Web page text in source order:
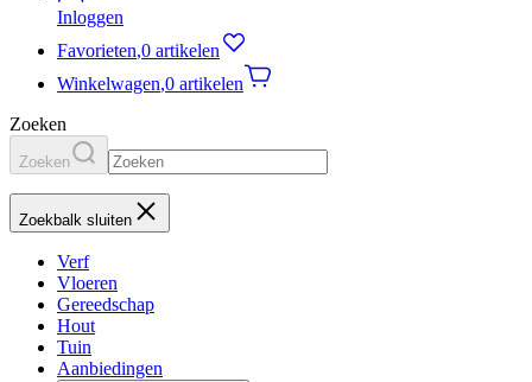
Inloggen
Favorieten,0 artikelen
Winkelwagen,0 artikelen
Zoeken
Zoeken
Zoekbalk sluiten
Verf
Vloeren
Gereedschap
Hout
Tuin
Aanbiedingen